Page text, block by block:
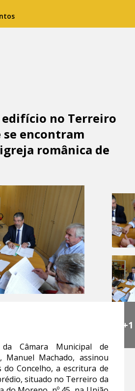
edifício no Terreiro
se encontram
românica de
+1
Câmara Municipal de
Manuel Machado, assinou
do Concelho, a escritura de
situado no Terreiro da